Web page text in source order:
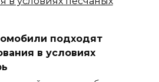
подходят
в условиях